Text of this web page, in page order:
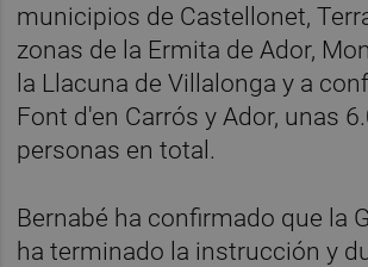
municipios de Castellonet,
zonas de la Ermita de Ador,
la Llacuna de Villalonga y a
Font d'en Carrós y Ador, unas
personas en total.
Bernabé ha confirmado que la
ha terminado la instrucción y